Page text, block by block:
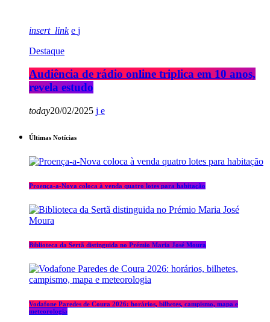
insert_link
Destaque
Audiência de rádio online triplica em 10 anos,
revela estudo
today20/02/2025
Últimas Notícias
Proença-a-Nova coloca à venda quatro lotes para habitação
Biblioteca da Sertã distinguida no Prémio Maria José Moura
Vodafone Paredes de Coura 2026: horários, bilhetes, campismo, mapa e
meteorologia